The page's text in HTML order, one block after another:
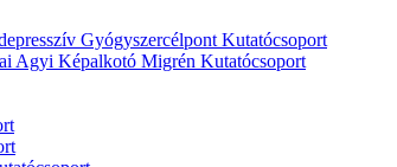
Gyógyszercélpont Kutatócsoport
Agyi Képalkotó Migrén Kutatócsoport